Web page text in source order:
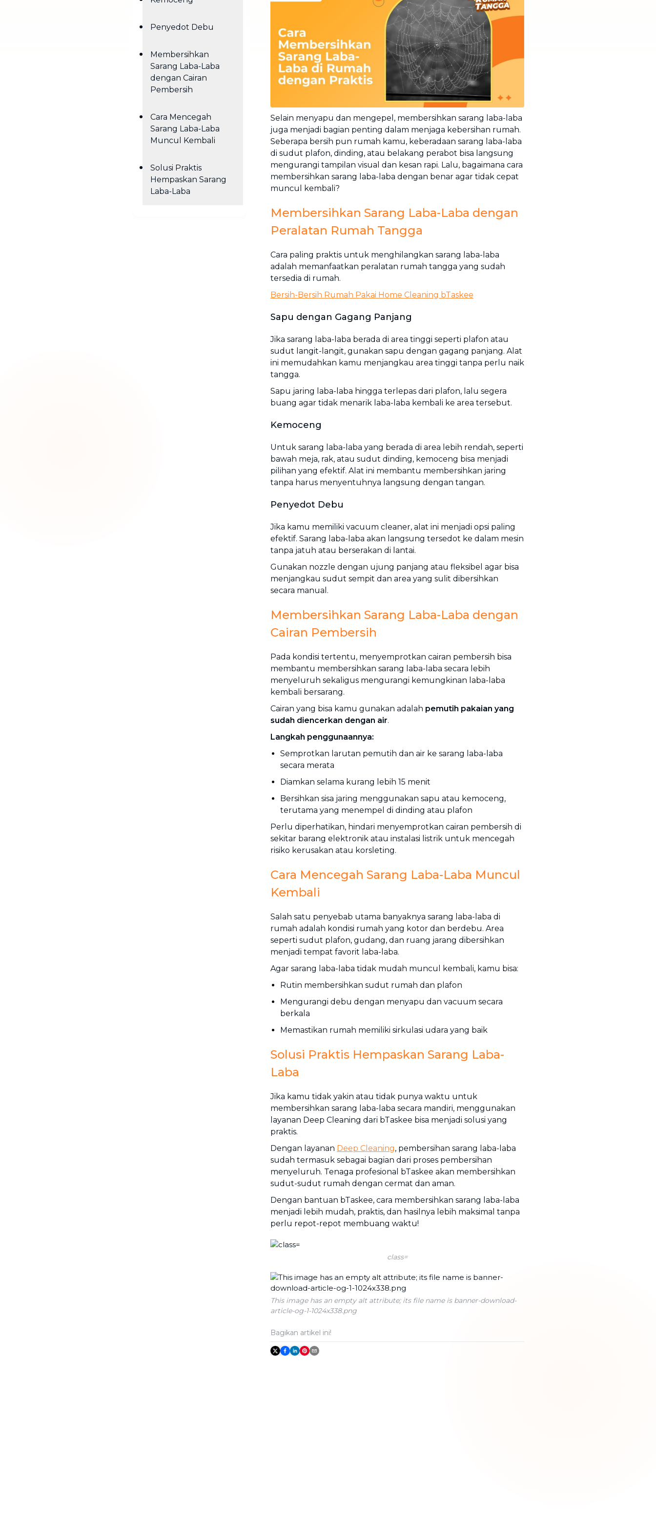
Cuci Sofa & Kasur
Layanan pembersihan sofa, kasur,
gorden, dan karpet profesional
Pindahan Rumah
Layanan pindahan dan relokasi
rumah secara menyeluruh
Penyedot Debu
Membersihkan
Sarang Laba-Laba
dengan Cairan
Pembersih
Cara Mencegah
Sarang Laba-Laba
Muncul Kembali
Solusi Praktis
Hempaskan Sarang
Laba-Laba
Selain menyapu dan mengepel, membersihkan sarang laba-laba
juga menjadi bagian penting dalam menjaga kebersihan rumah.
Seberapa bersih pun rumah kamu, keberadaan sarang laba-laba
di sudut plafon, dinding, atau belakang perabot bisa langsung
mengurangi tampilan visual dan kesan rapi. Lalu, bagaimana cara
membersihkan sarang laba-laba dengan benar agar tidak cepat
muncul kembali?
Membersihkan Sarang Laba-Laba dengan
Peralatan Rumah Tangga
Cara paling praktis untuk menghilangkan sarang laba-laba
adalah memanfaatkan peralatan rumah tangga yang sudah
tersedia di rumah.
Bersih-Bersih Rumah Pakai Home Cleaning bTaskee
Sapu dengan Gagang Panjang
Jika sarang laba-laba berada di area tinggi seperti plafon atau
sudut langit-langit, gunakan sapu dengan gagang panjang. Alat
ini memudahkan kamu menjangkau area tinggi tanpa perlu naik
tangga.
Sapu jaring laba-laba hingga terlepas dari plafon, lalu segera
buang agar tidak menarik laba-laba kembali ke area tersebut.
Kemoceng
Untuk sarang laba-laba yang berada di area lebih rendah, seperti
bawah meja, rak, atau sudut dinding, kemoceng bisa menjadi
pilihan yang efektif. Alat ini membantu membersihkan jaring
tanpa harus menyentuhnya langsung dengan tangan.
Penyedot Debu
Jika kamu memiliki vacuum cleaner, alat ini menjadi opsi paling
efektif. Sarang laba-laba akan langsung tersedot ke dalam mesin
tanpa jatuh atau berserakan di lantai.
Gunakan nozzle dengan ujung panjang atau fleksibel agar bisa
menjangkau sudut sempit dan area yang sulit dibersihkan
secara manual.
Membersihkan Sarang Laba-Laba dengan
Cairan Pembersih
Pada kondisi tertentu, menyemprotkan cairan pembersih bisa
membantu membersihkan sarang laba-laba secara lebih
menyeluruh sekaligus mengurangi kemungkinan laba-laba
kembali bersarang.
Cairan yang bisa kamu gunakan adalah pemutih pakaian yang
sudah diencerkan dengan air.
Langkah penggunaannya:
Semprotkan larutan pemutih dan air ke sarang laba-laba
secara merata
Diamkan selama kurang lebih 15 menit
Bersihkan sisa jaring menggunakan sapu atau kemoceng,
terutama yang menempel di dinding atau plafon
Perlu diperhatikan, hindari menyemprotkan cairan pembersih di
sekitar barang elektronik atau instalasi listrik untuk mencegah
risiko kerusakan atau korsleting.
Cara Mencegah Sarang Laba-Laba Muncul
Kembali
Salah satu penyebab utama banyaknya sarang laba-laba di
rumah adalah kondisi rumah yang kotor dan berdebu. Area
seperti sudut plafon, gudang, dan ruang jarang dibersihkan
menjadi tempat favorit laba-laba.
Agar sarang laba-laba tidak mudah muncul kembali, kamu bisa:
Rutin membersihkan sudut rumah dan plafon
Mengurangi debu dengan menyapu dan vacuum secara
berkala
Memastikan rumah memiliki sirkulasi udara yang baik
Solusi Praktis Hempaskan Sarang Laba-
Laba
Jika kamu tidak yakin atau tidak punya waktu untuk
membersihkan sarang laba-laba secara mandiri, menggunakan
layanan Deep Cleaning dari bTaskee bisa menjadi solusi yang
praktis.
Dengan layanan Deep Cleaning, pembersihan sarang laba-laba
sudah termasuk sebagai bagian dari proses pembersihan
menyeluruh. Tenaga profesional bTaskee akan membersihkan
sudut-sudut rumah dengan cermat dan aman.
Dengan bantuan bTaskee, cara membersihkan sarang laba-laba
menjadi lebih mudah, praktis, dan hasilnya lebih maksimal tanpa
perlu repot-repot membuang waktu!
class=
This image has an empty alt attribute; its file name is banner-download-
article-og-1-1024x338.png
Bagikan artikel ini!